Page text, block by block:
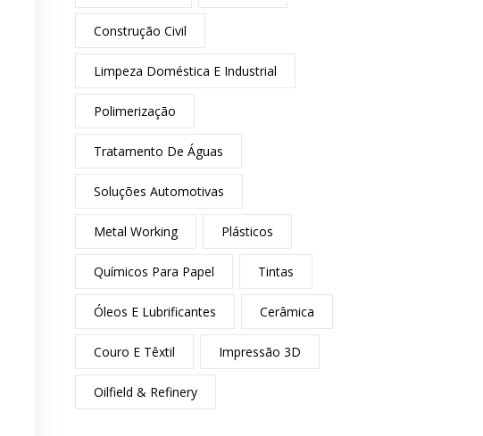
Construção Civil
Limpeza Doméstica E Industrial
Polimerização
Tratamento De Águas
Soluções Automotivas
Metal Working Plásticos
Químicos Para Papel Tintas
Óleos E Lubrificantes Cerâmica
Couro E Têxtil Impressão 3D
Oilfield & Refinery